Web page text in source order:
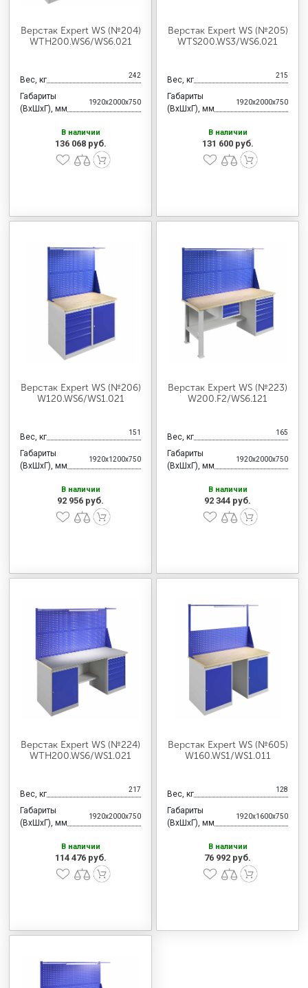
Верстак Expert WS (№204)
WTH200.WS6/WS6.021
Вес, кг 242
Габариты
(ВхШхГ), мм
1920x2000x750
В наличии
136 068 руб.
Верстак Expert WS (№205)
WTS200.WS3/WS6.021
Вес, кг 215
Габариты
(ВхШхГ), мм
1920x2000x750
В наличии
131 600 руб.
Верстак Expert WS (№206)
W120.WS6/WS1.021
Вес, кг 151
Габариты
(ВхШхГ), мм
1920x1200x750
В наличии
92 956 руб.
Верстак Expert WS (№223)
W200.F2/WS6.121
Вес, кг 165
Габариты
(ВхШхГ), мм
1920x2000x750
В наличии
92 344 руб.
Верстак Expert WS (№224)
WTH200.WS6/WS1.021
Вес, кг 217
Габариты
(ВхШхГ), мм
1920x2000x750
В наличии
114 476 руб.
Верстак Expert WS (№605)
W160.WS1/WS1.011
Вес, кг 128
Габариты
(ВхШхГ), мм
1920x1600x750
В наличии
76 992 руб.